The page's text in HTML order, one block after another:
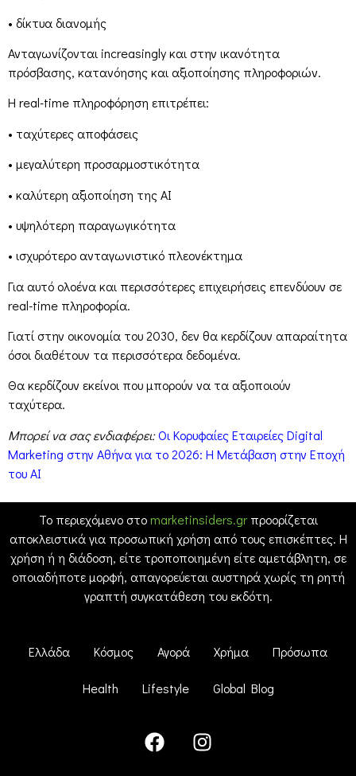
• δίκτυα διανομής
Ανταγωνίζονται increasingly και στην ικανότητα
πρόσβασης, κατανόησης και αξιοποίησης πληροφοριών.
Η real-time πληροφόρηση επιτρέπει:
• ταχύτερες αποφάσεις
• μεγαλύτερη προσαρμοστικότητα
• καλύτερη αξιοποίηση της AI
• υψηλότερη παραγωγικότητα
• ισχυρότερο ανταγωνιστικό πλεονέκτημα
Για αυτό ολοένα και περισσότερες επιχειρήσεις επενδύουν σε
real-time πληροφορία.
Γιατί στην οικονομία του 2030, δεν θα κερδίζουν απαραίτητα
όσοι διαθέτουν τα περισσότερα δεδομένα.
Θα κερδίζουν εκείνοι που μπορούν να τα αξιοποιούν
ταχύτερα.
Μπορεί να σας ενδιαφέρει:Οι Κορυφαίες Εταιρείες Digital
Marketing στην Αθήνα για το 2026: Η Μετάβαση στην Εποχή
του AI
Το περιεχόμενο στοmarketinsiders.grπροορίζεται
αποκλειστικά για προσωπική χρήση από τους επισκέπτες. Η
χρήση ή η διάδοση, είτε τροποποιημένη είτε αμετάβλητη, σε
οποιαδήποτε μορφή, απαγορεύεται αυστηρά χωρίς τη ρητή
γραπτή συγκατάθεση του εκδότη.
Ελλάδα Κόσμος Αγορά Χρήμα Πρόσωπα
Health Lifestyle Global Blog